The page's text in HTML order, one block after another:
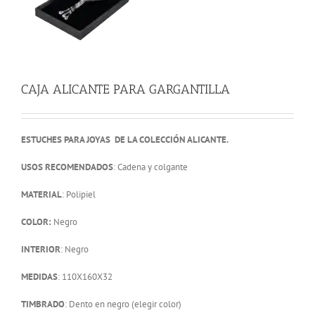
CAJA ALICANTE PARA GARGANTILLA
ESTUCHES PARA JOYAS DE LA COLECCIÓN ALICANTE.
USOS RECOMENDADOS: Cadena y colgante
MATERIAL: Polipiel
COLOR: Negro
INTERIOR: Negro
MEDIDAS: 110X160X32
TIMBRADO: Dento en negro (elegir color)